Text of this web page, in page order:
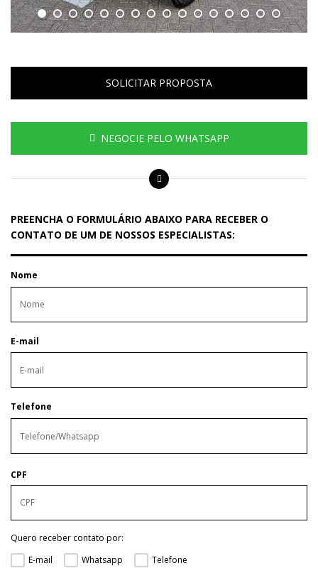
SOLICITAR PROPOSTA
NEGOCIE PELO WHATSAPP
PREENCHA O FORMULÁRIO ABAIXO PARA RECEBER O
CONTATO DE UM DE NOSSOS ESPECIALISTAS:
Nome
E-mail
Telefone
CPF
Quero receber contato por:
E-mail
Whatsapp Telefone